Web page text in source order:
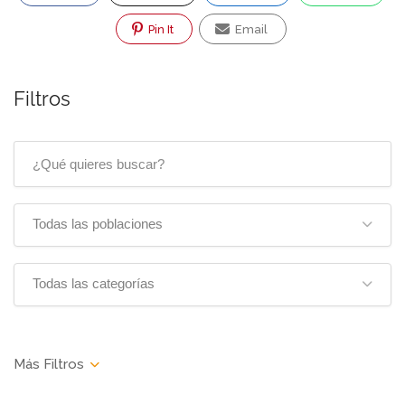
Pin It Email
Filtros
Todas las poblaciones
Todas las categorías